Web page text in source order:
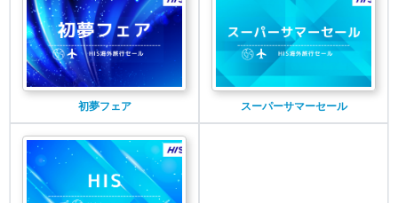
初夢フェア スーパーサマーセール